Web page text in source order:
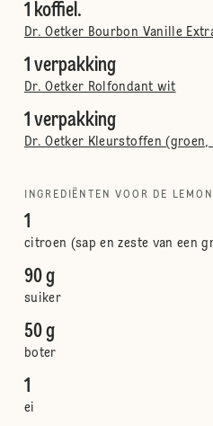
1 koffiel.
Dr. Oetker Bourbon Vanille
1 verpakking
Dr. Oetker Rolfondant wit
1 verpakking
Dr. Oetker Kleurstoffen (groen,
INGREDIËNTEN VOOR DE
1
citroen (sap en zeste van een
90 g
suiker
50 g
boter
1
ei